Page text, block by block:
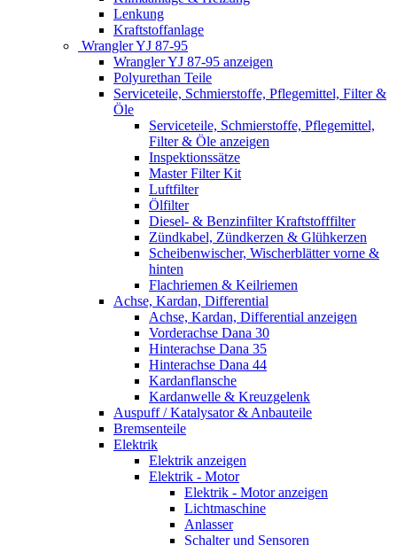
Lenkung
Kraftstoffanlage
Wrangler YJ 87-95
Wrangler YJ 87-95 anzeigen
Polyurethan Teile
Serviceteile, Schmierstoffe, Pflegemittel, Filter &
Öle
Serviceteile, Schmierstoffe, Pflegemittel,
Filter & Öle anzeigen
Inspektionssätze
Master Filter Kit
Luftfilter
Ölfilter
Diesel- & Benzinfilter Kraftstofffilter
Zündkabel, Zündkerzen & Glühkerzen
Scheibenwischer, Wischerblätter vorne &
hinten
Flachriemen & Keilriemen
Achse, Kardan, Differential
Achse, Kardan, Differential anzeigen
Vorderachse Dana 30
Hinterachse Dana 35
Hinterachse Dana 44
Kardanflansche
Kardanwelle & Kreuzgelenk
Auspuff / Katalysator & Anbauteile
Bremsenteile
Elektrik
Elektrik anzeigen
Elektrik - Motor
Elektrik - Motor anzeigen
Lichtmaschine
Anlasser
Schalter und Sensoren